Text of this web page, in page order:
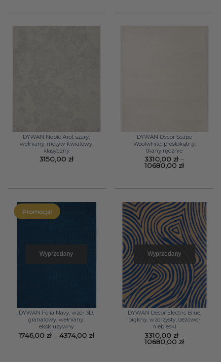
do
DYWAN Noble Arol, szary,
wełniany, motyw kwiatowy,
klasyczny
3150,00 zł
DYWAN Decor Scape
Woolwhite, prostokątny,
tkany ręcznie
3310,00 zł –
10680,00 złZakres
do
Promocja!
Wyprzedany
DYWAN Folia Navy, wzór 3D,
granatowy, wełniany,
ekskluzywny
1746,00 zł – 4374,00 złZakres
Wyprzedany
DYWAN Decor Electric Blue,
piękny, wzorzysty, beżowo-
niebieski
3310,00 zł –
10680,00 złZakres